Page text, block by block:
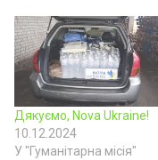
Дякуємо, Nova Ukraine!
10.12.2024
У "Гуманітарна місія"